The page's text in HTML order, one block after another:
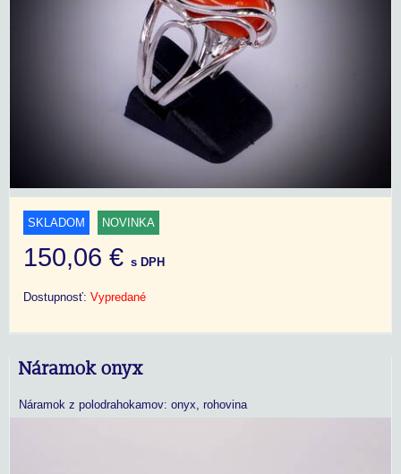
SKLADOM NOVINKA
150,06 € s DPH
Dostupnosť: Vypredané
Náramok onyx
Náramok z polodrahokamov: onyx, rohovina